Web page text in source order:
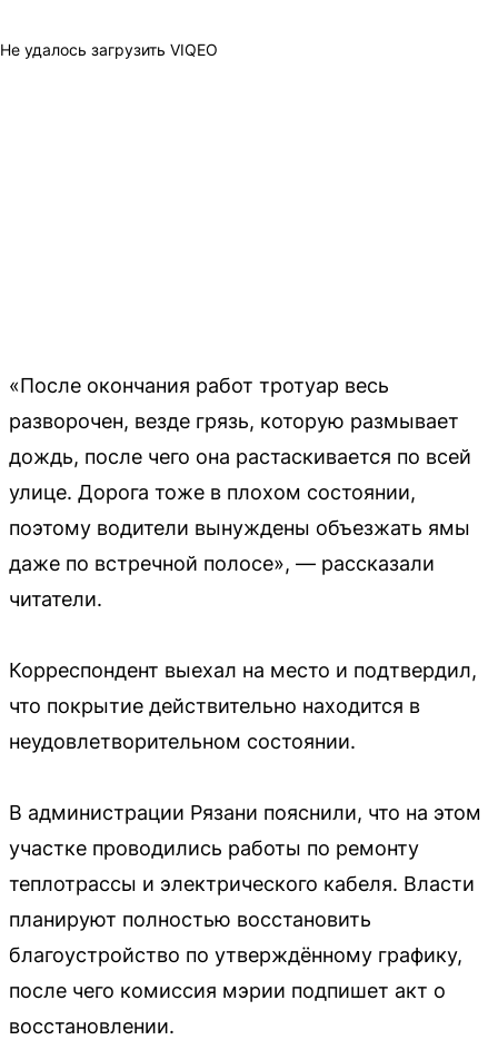
Не удалось загрузить VIQEO
«После окончания работ тротуар весь
разворочен, везде грязь, которую размывает
дождь, после чего она растаскивается по всей
улице. Дорога тоже в плохом состоянии,
поэтому водители вынуждены объезжать ямы
даже по встречной полосе», — рассказали
читатели.
Корреспондент выехал на место и подтвердил,
что покрытие действительно находится в
неудовлетворительном состоянии.
В администрации Рязани пояснили, что на этом
участке проводились работы по ремонту
теплотрассы и электрического кабеля. Власти
планируют полностью восстановить
благоустройство по утверждённому графику,
после чего комиссия мэрии подпишет акт о
восстановлении.